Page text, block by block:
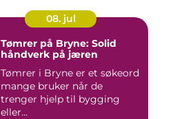
08. jul
Tømrer på Bryne: Solid
håndverk på jæren
Tømrer i Bryne er et søkeord
mange bruker når de
trenger hjelp til bygging
eller...